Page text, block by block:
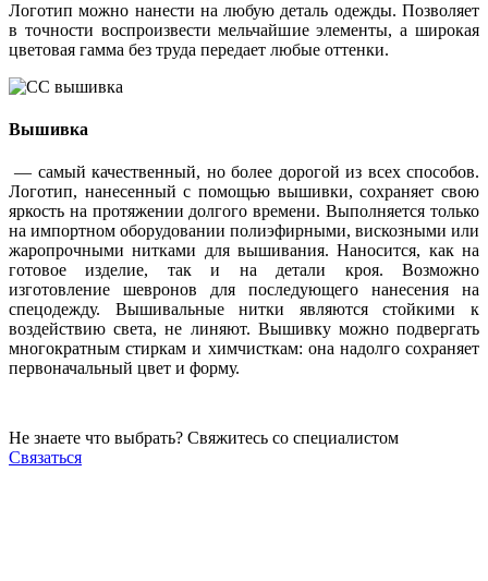
Логотип можно нанести на любую деталь одежды. Позволяет
в точности воспроизвести мельчайшие элементы, а широкая
цветовая гамма без труда передает любые оттенки.
Вышивка
— самый качественный, но более дорогой из всех способов.
Логотип, нанесенный с помощью вышивки, сохраняет свою
яркость на протяжении долгого времени. Выполняется только
на импортном оборудовании полиэфирными, вискозными или
жаропрочными нитками для вышивания. Наносится, как на
готовое изделие, так и на детали кроя. Возможно
изготовление шевронов для последующего нанесения на
спецодежду. Вышивальные нитки являются стойкими к
воздействию света, не линяют. Вышивку можно подвергать
многократным стиркам и химчисткам: она надолго сохраняет
первоначальный цвет и форму.
Не знаете что выбрать? Свяжитесь со специалистом
Связаться